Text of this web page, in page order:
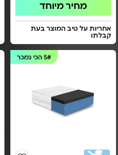
מחיר מיוחד
אחריות על טיב המוצר בעת
קבלתו
5# הכי נמכר